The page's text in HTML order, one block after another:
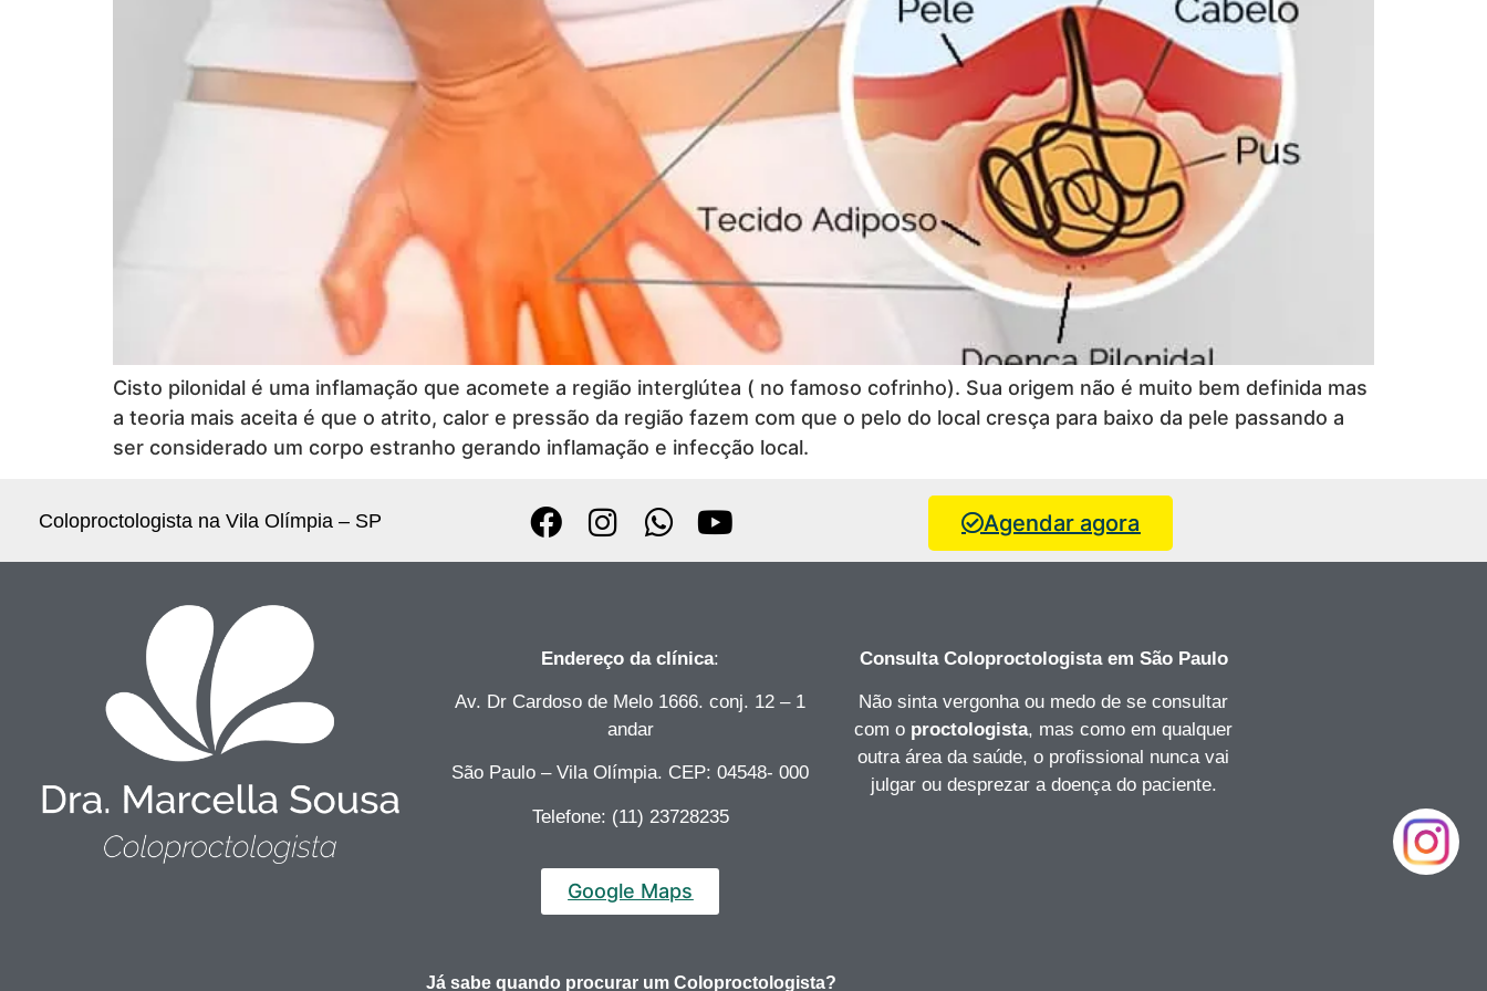
Cisto pilonidal é uma inflamação que acomete a região interglútea ( no famoso cofrinho). Sua origem não é muito bem definida mas
a teoria mais aceita é que o atrito, calor e pressão da região fazem com que o pelo do local cresça para baixo da pele passando a
ser considerado um corpo estranho gerando inflamação e infecção local.
Coloproctologista na Vila Olímpia – SP Agendar agora
Endereço da clínica:
Av. Dr Cardoso de Melo 1666. conj. 12 – 1
andar
São Paulo – Vila Olímpia. CEP: 04548- 000
Telefone: (11) 23728235
Google Maps
Consulta Coloproctologistaem São Paulo
Não sinta vergonha ou medo de se consultar
com o proctologista, mas como em qualquer
outra área da saúde, o profissional nunca vai
julgar ou desprezar a doença do paciente.
Já sabe quando procurar um Coloproctologista?